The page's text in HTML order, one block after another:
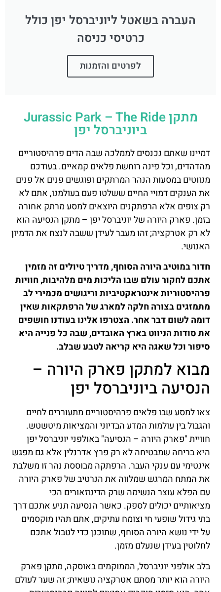
העברה בשאטל ליוניברסל יפן כולל
כרטיסי כניסה
לפרטים והזמנות
מתקן Jurassic Park – The Ride
ביוניברסל יפן
דמיינו שאתם נכנסים לממלכה שבה הדים פרהיסטוריים
מהדהדים, וכל פינה רוחשת פלאים קמאיים. בעודכם
מנווטים במסעות הנהר המרתקים ופוגשים פנים אל פנים
את הענקים דמויי החיים ששלטו פעם בעולמנו, אתם לא
רק צופים אלא הרפתקנים היוצאים למסע מרתק אחורה
בזמן. פארק היורה של יוניברסל יפן – מתקן הנסיעה הוא
לא רק אטרקציה; זהו מעבר לעידן ששבה לנצח את הדמיון
האנושי.
חדור במוטיב היורה הסוחף, מדריך טיולים זה מזמין
אתכם לחקור עולם שבו הליכות מים מלהיבות, חוויות
פרהיסטוריות אינטראקטיביות וריגושים מכמירי לב
מתמזגים בצורה חלקה למארג של הרפתקאות שאין
דומה לשום דבר אחר. הצטרפו אלינו בעודנו חושפים
את סודות הניווט בארץ האובדים, שבה כל פנייה היא
סיפור וכל שאגה היא קריאה לטבע שבלב.
מבוא למתקן פארק היורה –
הנסיעה ביוניברסל יפן
צאו למסע שבו פלאים פרהיסטוריים מתעוררים לחיים
והגבול בין עולמות המדע הבדיוני והמציאות מיטשטש.
חוויית "פארק היורה – הנסיעה" באולפני יוניברסל יפן
היא בריחה שמבטיחה לא רק פרץ אדרנלין אלא גם מפגש
אינטימי עם ענקי העבר. הרפתקה מבוססת נהר זו משלבת
את המתח המרגש שמלווה את הנרטיב של פארק היורה
עם הפלא עוצר הנשימה שרק הדינוזאורים הכי
מציאותיים יכולים לספק. כאשר הנסיעה תניע אתכם דרך
בתי גידול שופעי חי וצומח עתיקים, אתם תהיו מוקסמים
על ידי נושא היורה הסוחף, שתוכנן כדי לטבול אתכם
לחלוטין בעידן שנעלם מזמן.
בלב אולפני יוניברסל, הממוקמים באוסקה, מתקן פארק
היורה הוא יותר מסתם אטרקציה נושאית; זה שער לעולם